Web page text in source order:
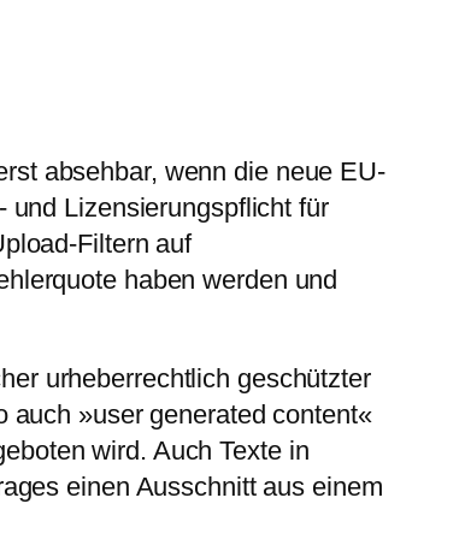
absehbar, wenn die neue EU-
und Lizensierungspflicht für
Filtern auf
haben werden und
urheberrechtlich geschützter
auch »user generated content«
wird. Auch Texte in
einen Ausschnitt aus einem